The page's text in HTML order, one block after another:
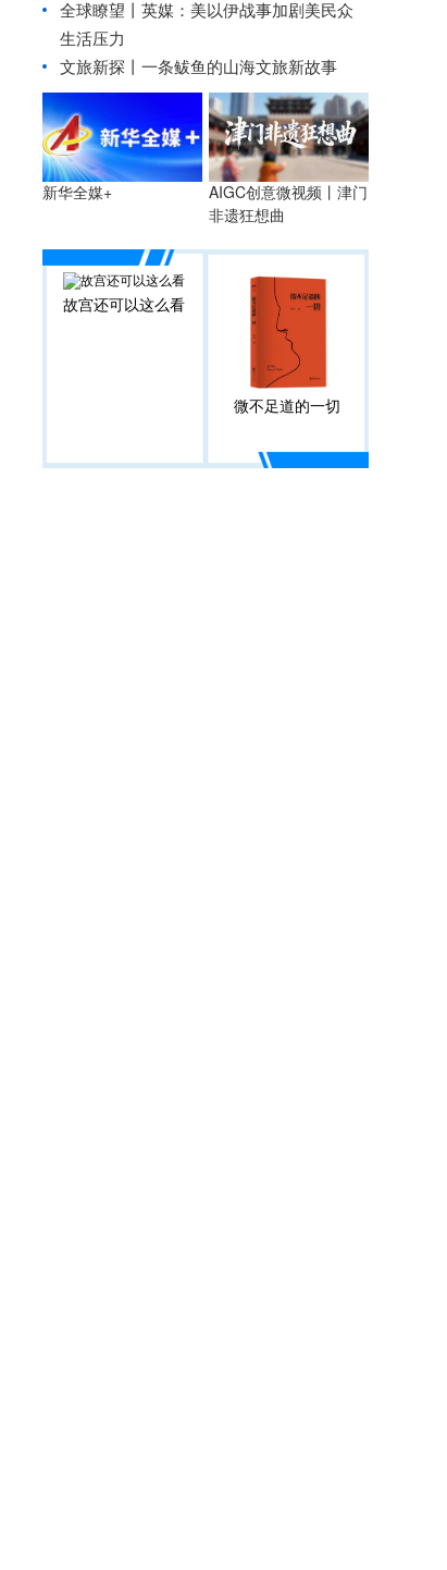
全球瞭望丨英媒：美以伊战事加剧美民众
生活压力
文旅新探丨一条鲅鱼的山海文旅新故事
新华全媒+
AIGC创意微视频丨津门
非遗狂想曲
故宫还可以这么看
微不足道的一切